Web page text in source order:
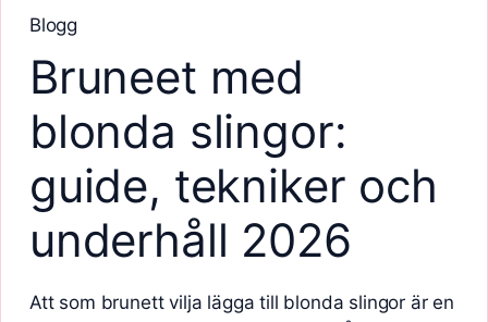
Blogg
Bruneet med
blonda slingor:
guide, tekniker och
underhåll 2026
Att som brunett vilja lägga till blonda slingor är en